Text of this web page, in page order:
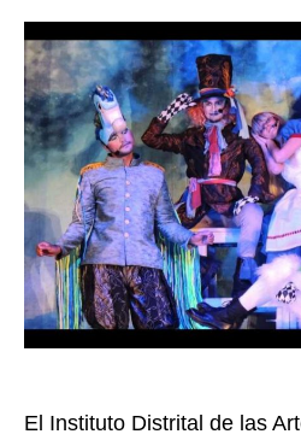
entrada
El Instituto Distrital de las